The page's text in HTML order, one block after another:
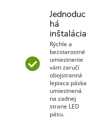
Jednoduc
há
inštalácia
Rýchle a
bezstarostné
umiestnenie
vám zaručí
obojstranná
lepiaca páska
umiestnená
na zadnej
strane LED
pásu.